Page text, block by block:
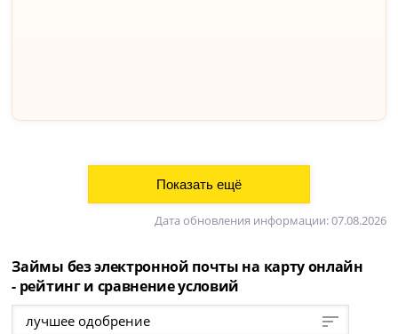
Дата обновления информации: 07.08.2026
Займы без электронной почты на карту онлайн
- рейтинг и сравнение условий
лучшее одобрение